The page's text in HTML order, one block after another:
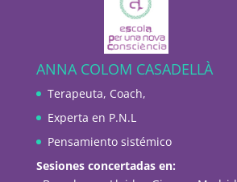
ANNA COLOM CASADELLÀ
Terapeuta, Coach,
Experta en P.N.L
Pensamiento sistémico
Sesiones concertadas en: